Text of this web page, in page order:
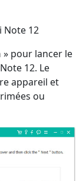
Note 12
» pour lancer le
12. Le
appareil et
ou